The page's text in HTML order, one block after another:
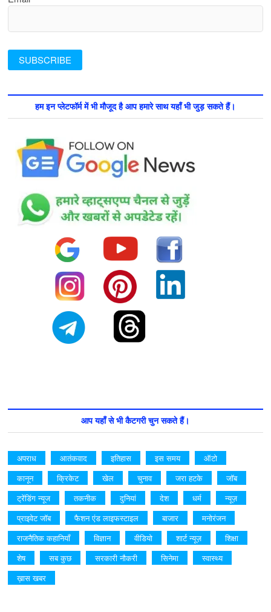
हम इन प्लेटफॉर्म में भी मौजूद है आप हमारे साथ यहाँ भी जुड़ सकते हैं।
आप यहाँ से भी कैटगरी चुन सकते हैं।
अपराध आतंकवाद इतिहास इस समय
ऑटो
कानून
क्रिकेट खेल चुनाव जरा हटके
जॉब
ट्रेंडिंग न्यूज
तकनीक दुनियां देश धर्म
न्यूज़
प्राइवेट जॉब
फैशन एंड लाइफस्टाइल बाजार
मनोरंजन
राजनैतिक कहानियाँ
विज्ञान वीडियो शार्ट न्यूज़
शिक्षा
शेष
सब कुछ सरकारी नौकरी सिनेमा
स्वास्थ्य
ख़ास खबर